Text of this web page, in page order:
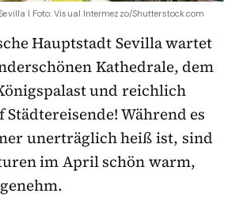
I Foto: Visual Intermezzo/Shutterstock.com
Hauptstadt Sevilla wartet
Kathedrale, dem
und reichlich
Städtereisende! Während es
unerträglich heiß ist, sind
im April schön warm,